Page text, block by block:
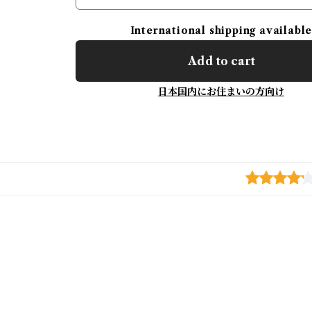
International shipping available
Add to cart
日本国内にお住まいの方向け